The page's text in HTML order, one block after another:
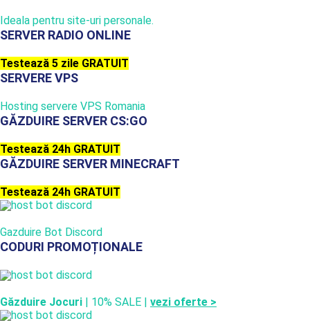
Ideala pentru site-uri personale.
SERVER RADIO ONLINE
Testează 5 zile GRATUIT
SERVERE VPS
Hosting servere VPS Romania
GĂZDUIRE SERVER CS:GO
Testează 24h GRATUIT
GĂZDUIRE SERVER MINECRAFT
Testează 24h GRATUIT
Gazduire Bot Discord
CODURI PROMOȚIONALE
Găzduire Jocuri | 10% SALE | vezi oferte >